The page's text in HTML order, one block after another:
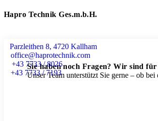
Hapro Technik Ges.m.b.H.
Parzleithen 8, 4720 Kallham
office@haprotechnik.com
+43 7733 / 8026
+43 7733 / 7193
Sie haben noch Fragen? Wir sind für
Unser Team unterstützt Sie gerne – ob